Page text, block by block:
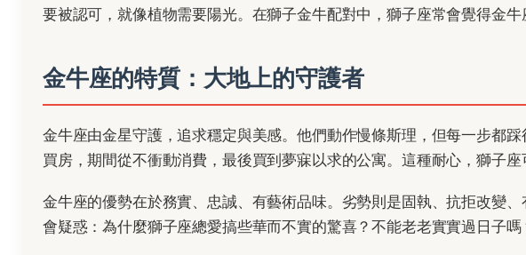
要被認可，就像植物需要陽光。在獅子金牛配對中，獅子座常會覺得金
金牛座的特質：大地上的守護者
金牛座由金星守護，追求穩定與美感。他們動作慢條斯理，但每一步都
買房，期間從不衝動消費，最後買到夢寐以求的公寓。這種耐心，獅子座
金牛座的優勢在於務實、忠誠、有藝術品味。劣勢則是固執、抗拒改變
會疑惑：為什麼獅子座總愛搞些華而不實的驚喜？不能老老實實過日子嗎